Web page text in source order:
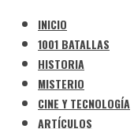
INICIO
1001 BATALLAS
HISTORIA
MISTERIO
CINE Y TECNOLOGÍA
ARTÍCULOS